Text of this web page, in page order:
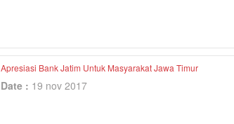
Apresiasi Bank Jatim Untuk Masyarakat Jawa Timur
Date : 19 nov 2017